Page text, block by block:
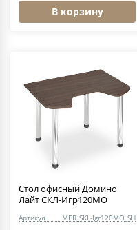
В корзину
Стол офисный Домино
Лайт СКЛ-Игр120МО
Артикул MER_SKL-Igr120MO_SH